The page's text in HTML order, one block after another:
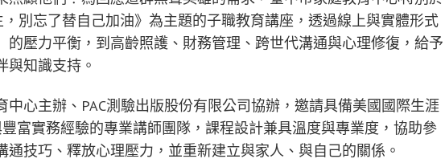
別忘了替自己加油》為主題的子職教育講座，透過線上與實體形式
的壓力平衡，到高齡照護、財務管理、跨世代溝通與心理修復，給予
與知識支持。
中心主辦、PAC測驗出版股份有限公司協辦，邀請具備美國國際生涯
富實務經驗的專業講師團隊，課程設計兼具溫度與專業度，協助參
通技巧、釋放心理壓力，並重新建立與家人、與自己的關係。